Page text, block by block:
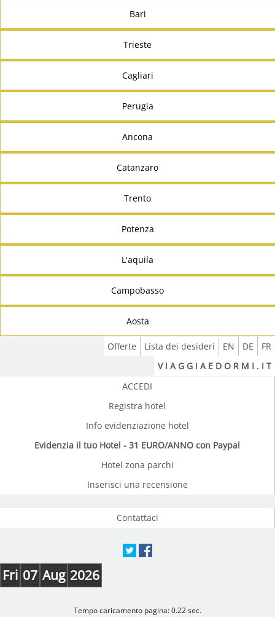
Bari
Trieste
Cagliari
Perugia
Ancona
Catanzaro
Trento
Potenza
L'aquila
Campobasso
Aosta
FR
DE
EN
Lista dei desideri
Offerte
V I A G G I A E D O R M I . I T
ACCEDI
Registra hotel
Info evidenziazione hotel
Evidenzia il tuo Hotel - 31 EURO/ANNO con Paypal
Hotel zona parchi
Inserisci una recensione
Contattaci
Fri 07 Aug 2026
Tempo caricamento pagina: 0.22 sec.